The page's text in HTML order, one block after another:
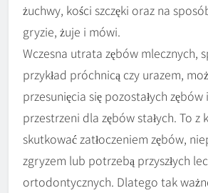
żuchwy, kości szczęki oraz na
gryzie, żuje i mówi.
Wczesna utrata zębów mlecznych,
przykład próchnicą czy urazem,
przesunięcia się pozostałych
przestrzeni dla zębów stałych. To z
skutkować zatłoczeniem zębów,
zgryzem lub potrzebą przyszłych
ortodontycznych. Dlatego tak